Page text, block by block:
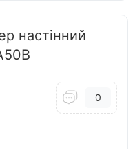
настінний
0